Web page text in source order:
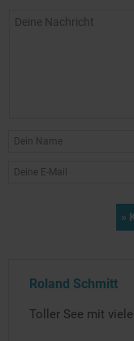
Roland Schmitt
Toller See mit